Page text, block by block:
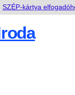
SZÉP-kártya